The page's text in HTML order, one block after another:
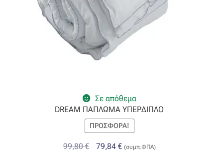
Σε απόθεμα
DREAM ΠΑΠΛΩΜΑ ΥΠΕΡΔΙΠΛΟ
ΠΡΟΣΦΟΡΆ!
99,80€
Original
79,84 €Η(συμπ.ΦΠΑ)